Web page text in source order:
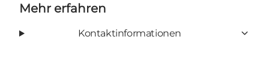
Mehr erfahren
Kontaktinformationen